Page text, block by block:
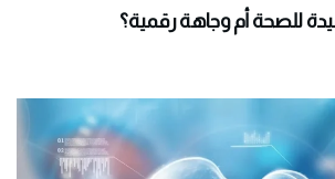
للصحة أم وجاهة رقمية؟